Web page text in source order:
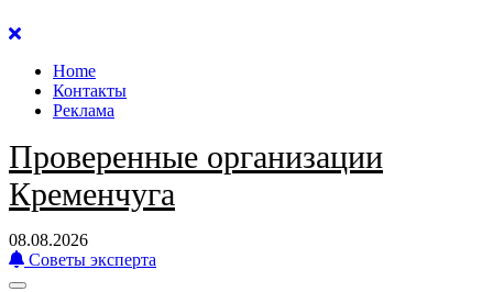
Перейти
содержанию
Home
Контакты
Реклама
Проверенные организации
Кременчуга
08.08.2026
Советы эксперта